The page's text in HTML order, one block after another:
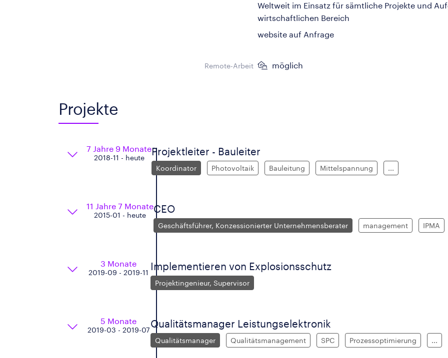
Weltweit im Einsatz für sämtliche Projekte und
wirtschaftlichen Bereich
website auf Anfrage
Remote-Arbeit möglich
Projekte
7 Jahre 9 Monate
2018-11 - heute
Projektleiter - Bauleiter
Koordinator Photovoltaik Bauleitung Mittelspannung ...
11 Jahre 7 Monate
2015-01 - heute
CEO
Geschäftsführer, Konzessionierter Unternehmensberater management IPMA
3 Monate
2019-09 - 2019-11
Implementieren von Explosionsschutz
Projektingenieur, Supervisor
5 Monate
2019-03 - 2019-07
Qualitätsmanager Leistungselektronik
Qualitätsmanager Qualitätsmanagement SPC Prozessoptimierung ...